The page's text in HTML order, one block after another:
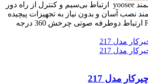
دوربین چرخشی هوشمند yoosee ارتباط بی‌سیم و کنترل از راه دور
آسان و بدون نیاز به تجهیزات پیچیده
مدل 217